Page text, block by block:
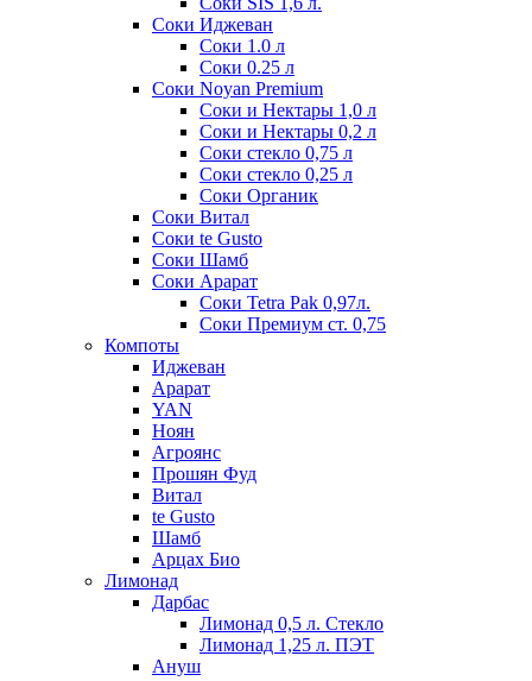
Соки Иджеван
Соки 1.0 л
Соки 0.25 л
Соки Noyan Premium
Соки и Нектары 1,0 л
Соки и Нектары 0,2 л
Соки стекло 0,75 л
Соки стекло 0,25 л
Соки Органик
Соки Витал
Соки te Gusto
Соки Шамб
Соки Арарат
Соки Tetra Pak 0,97л.
Соки Премиум ст. 0,75
Компоты
Иджеван
Арарат
YAN
Ноян
Агроянс
Прошян Фуд
Витал
te Gusto
Шамб
Арцах Био
Лимонад
Дарбас
Лимонад 0,5 л. Стекло
Лимонад 1,25 л. ПЭТ
Ануш